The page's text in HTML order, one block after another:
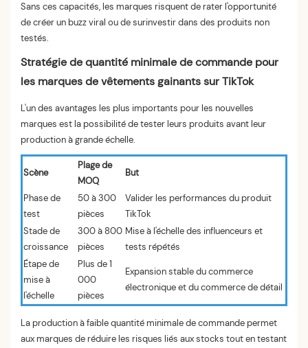
Sans ces capacités, les marques risquent de rater l'opportunité
de créer un buzz viral ou de surinvestir dans des produits non
testés.
Stratégie de quantité minimale de commande pour
les marques de vêtements gainants sur TikTok
L'un des avantages les plus importants pour les nouvelles
marques est la possibilité de tester leurs produits avant leur
production à grande échelle.
Scène
Plage de
MOQ
But
Phase de
test
50 à 300
pièces
Valider les performances du produit
TikTok
Stade de
croissance
300 à 800
pièces
Mise à l'échelle des influenceurs et
tests répétés
Étape de
mise à
l'échelle
Plus de 1
000
pièces
Expansion stable du commerce
électronique et du commerce de détail
La production à faible quantité minimale de commande permet
aux marques de réduire les risques liés aux stocks tout en testant